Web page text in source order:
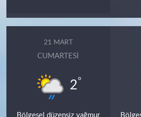
21 MART
CUMARTESI
2°
Bölgesel düzensiz yağmur